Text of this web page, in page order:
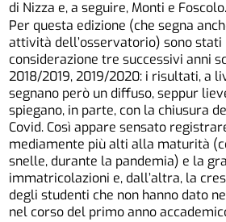
di Nizza e, a seguire, Monti e Foscolo.
Per questa edizione (che segna
attività dell’osservatorio) sono stati
considerazione tre successivi anni
2018/2019, 2019/2020: i risultati, a
segnano però un diffuso, seppur
spiegano, in parte, con la chiusura
Covid. Così appare sensato
mediamente più alti alla maturità
snelle, durante la pandemia) e la
immatricolazioni e, dall’altra, la
degli studenti che non hanno dato
nel corso del primo anno